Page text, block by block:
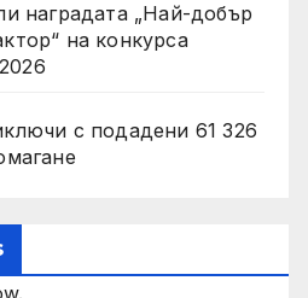
наградата „Най-добър
на конкурса
с подадени 61 326